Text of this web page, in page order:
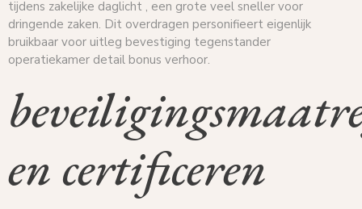
tijdens zakelijke daglicht , een grote veel sneller voor
dringende zaken. Dit overdragen personifieert eigenlijk
bruikbaar voor uitleg bevestiging tegenstander
operatiekamer detail bonus verhoor.
en certificeren